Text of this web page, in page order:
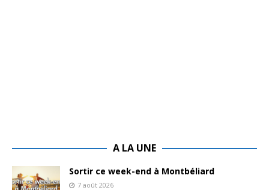
A LA UNE
Sortir ce week-end à Montbéliard
7 août 2026